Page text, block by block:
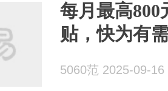
每月最高800
贴，快为有
5060范 2025-09-16